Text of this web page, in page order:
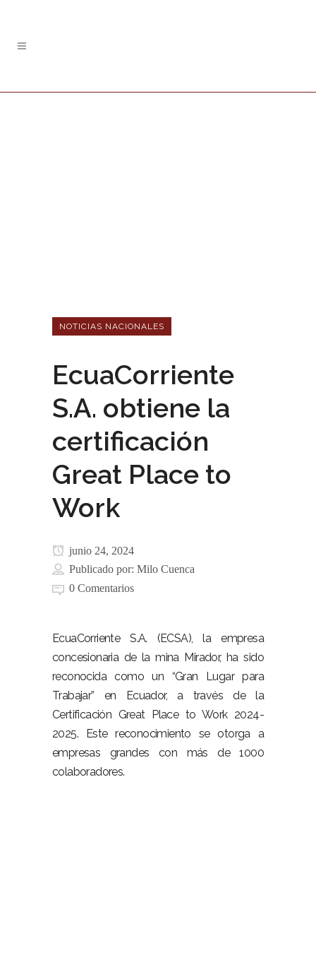
NOTICIAS NACIONALES
EcuaCorriente
S.A. obtiene la
certificación
Great Place to
Work
junio 24, 2024
Publicado por: Milo Cuenca
0 Comentarios
EcuaCorriente S.A. (ECSA), la empresa
concesionaria de la mina Mirador, ha sido
reconocida como un “Gran Lugar para
Trabajar” en Ecuador, a través de la
Certificación Great Place to Work 2024-
2025. Este reconocimiento se otorga a
empresas grandes con más de 1000
colaboradores.